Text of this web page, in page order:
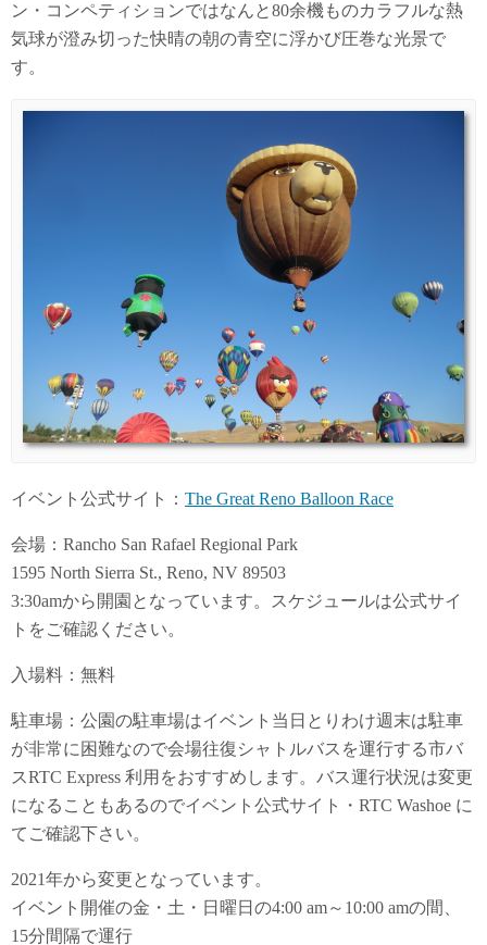
ン・コンペティションではなんと80余機ものカラフルな熱
気球が澄み切った快晴の朝の青空に浮かび圧巻な光景で
す。
イベント公式サイト： The Great Reno Balloon Race
会場：Rancho San Rafael Regional Park
1595 North Sierra St., Reno, NV 89503
3:30amから開園となっています。スケジュールは公式サイ
トをご確認ください。
入場料：無料
駐車場：公園の駐車場はイベント当日とりわけ週末は駐車
が非常に困難なので会場往復シャトルバスを運行する市バ
スRTC Express 利用をおすすめします。バス運行状況は変更
になることもあるのでイベント公式サイト・RTC Washoe に
てご確認下さい。
2021年から変更となっています。
イベント開催の金・土・日曜日の4:00 am～10:00 amの間、
15分間隔で運行